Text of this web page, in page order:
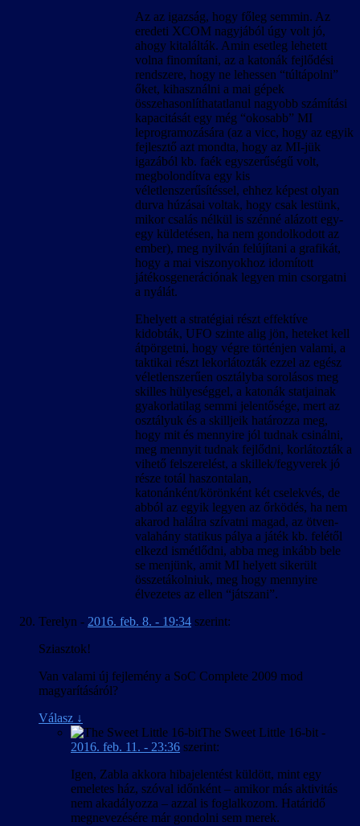
Az az igazság, hogy főleg semmin. Az
eredeti XCOM nagyjából úgy volt jó,
ahogy kitalálták. Amin esetleg lehetett
volna finomítani, az a katonák fejlődési
rendszere, hogy ne lehessen “túltápolni”
őket, kihasználni a mai gépek
összehasonlíthatatlanul nagyobb számítási
kapacitását egy még “okosabb” MI
leprogramozására (az a vicc, hogy az egyik
fejlesztő azt mondta, hogy az MI-jük
igazából kb. faék egyszerűségű volt,
megbolondítva egy kis
véletlenszerűsítéssel, ehhez képest olyan
durva húzásai voltak, hogy csak lestünk,
mikor csalás nélkül is szénné alázott egy-
egy küldetésen, ha nem gondolkodott az
ember), meg nyilván felújítani a grafikát,
hogy a mai viszonyokhoz idomított
játékosgenerációnak legyen min csorgatni
a nyálát.
Ehelyett a stratégiai részt effektíve
kidobták, UFO szinte alig jön, heteket kell
átpörgetni, hogy végre történjen valami, a
taktikai részt lekorlátozták ezzel az egész
véletlenszerűen osztályba sorolásos meg
skilles hülyeséggel, a katonák statjainak
gyakorlatilag semmi jelentősége, mert az
osztályuk és a skilljeik határozza meg,
hogy mit és mennyire jól tudnak csinálni,
meg mennyit tudnak fejlődni, korlátozták a
vihető felszerelést, a skillek/fegyverek jó
része totál haszontalan,
katonánként/körönként két cselekvés, de
abból az egyik legyen az őrködés, ha nem
akarod halálra szívatni magad, az ötven-
valahány statikus pálya a játék kb. felétől
elkezd ismétlődni, abba meg inkább bele
se menjünk, amit MI helyett sikerült
összetákolniuk, meg hogy mennyire
élvezetes az ellen “játszani”.
Terelyn - 2016. feb. 8. - 19:34 szerint:
Sziasztok!
Van valami új fejlemény a SoC Complete 2009 mod
magyarításáról?
Válasz ↓
The Sweet Little 16-bit -
2016. feb. 11. - 23:36 szerint:
Igen, Zabla akkora hibajelentést küldött, mint egy
emeletes ház, szóval időnként – amikor más aktivitás
nem akadályozza – azzal is foglalkozom. Határidő
megnevezésére már gondolni sem merek.